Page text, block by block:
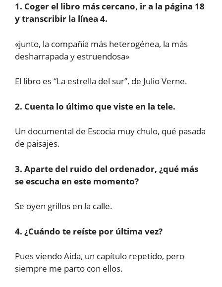
1. Coger el libro más cercano, ir a la página 18
y transcribir la línea 4.
«junto, la compañía más heterogénea, la más
desharrapada y estruendosa»
El libro es “La estrella del sur”, de Julio Verne.
2. Cuenta lo último que viste en la tele.
Un documental de Escocia muy chulo, qué pasada
de paisajes.
3. Aparte del ruido del ordenador, ¿qué más
se escucha en este momento?
Se oyen grillos en la calle.
4. ¿Cuándo te reíste por última vez?
Pues viendo Aida, un capítulo repetido, pero
siempre me parto con ellos.